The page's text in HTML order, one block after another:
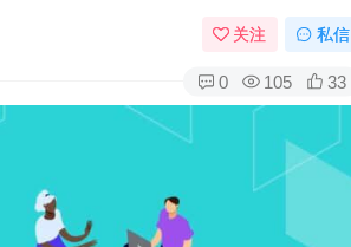
关注 私信
0 105 33